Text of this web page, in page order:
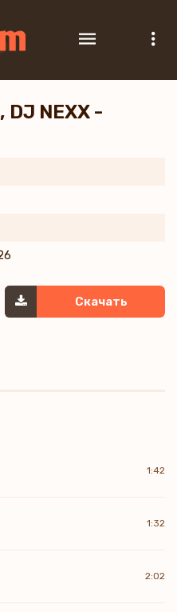
NEXX -
Скачать
1:42
1:32
2:02